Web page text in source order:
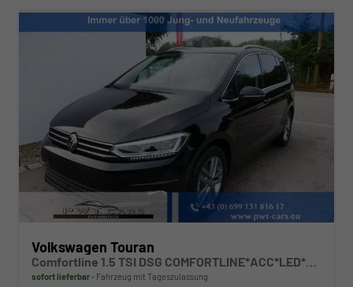
Volkswagen Touran
Comfortline 1.5 TSI DSG COMFORTLINE*ACC*LED*PDC*KAMERA*NAVI*SHZ* 7-SITZER 17-ZOLL
sofort lieferbar Fahrzeug mit Tageszulassung